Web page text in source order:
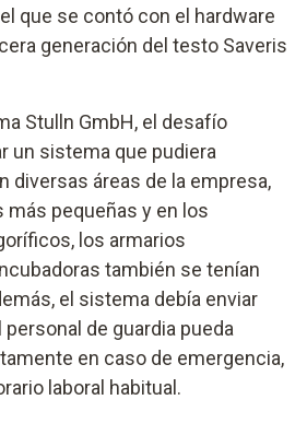
que se contó con el hardware
generación del testo Saveris
Stulln GmbH, el desafío
un sistema que pudiera
diversas áreas de la empresa,
más pequeñas y en los
los armarios
también se tenían
el sistema debía enviar
personal de guardia pueda
en caso de emergencia,
laboral habitual.